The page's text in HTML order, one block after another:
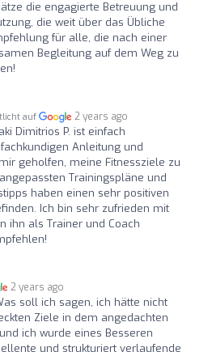
die engagierte Betreuung und
die weit über das Übliche
für alle, die nach einer
Begleitung auf dem Weg zu
auf 2 years ago
Dimitrios P. ist einfach
Anleitung und
geholfen, meine Fitnessziele zu
Trainingspläne und
haben einen sehr positiven
Ich bin sehr zufrieden mit
ihn als Trainer und Coach
2 years ago
soll ich sagen, ich hätte nicht
Ziele in dem angedachten
ich wurde eines Besseren
und strukturiert verlaufende